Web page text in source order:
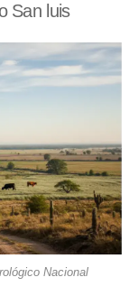
San luis
Nacional